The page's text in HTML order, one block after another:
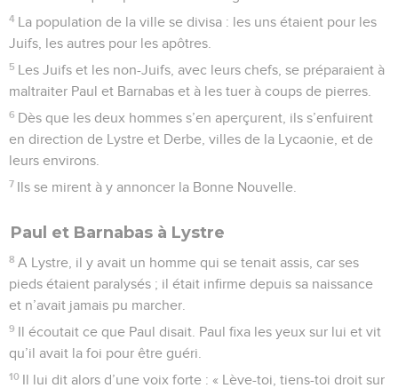
4 La population de la ville se divisa : les uns étaient pour les
Juifs, les autres pour les apôtres.
5 Les Juifs et les non-Juifs, avec leurs chefs, se préparaient à
maltraiter Paul et Barnabas et à les tuer à coups de pierres.
6 Dès que les deux hommes s’en aperçurent, ils s’enfuirent
en direction de Lystre et Derbe, villes de la Lycaonie, et de
leurs environs.
7 Ils se mirent à y annoncer la Bonne Nouvelle.
Paul et Barnabas à Lystre
8 A Lystre, il y avait un homme qui se tenait assis, car ses
pieds étaient paralysés ; il était infirme depuis sa naissance
et n’avait jamais pu marcher.
9 Il écoutait ce que Paul disait. Paul fixa les yeux sur lui et vit
qu’il avait la foi pour être guéri.
10 Il lui dit alors d’une voix forte : « Lève-toi, tiens-toi droit sur